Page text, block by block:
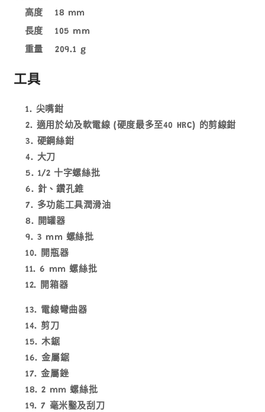
高度 18 mm
長度 105 mm
重量 209.1 g
工具
尖嘴鉗
適用於幼及軟電線 (硬度最多至40 HRC) 的剪線鉗
硬鋼絲鉗
大刀
1/2 十字螺絲批
針、鑽孔錐
多功能工具潤滑油
開罐器
3 mm 螺絲批
開瓶器
6 mm 螺絲批
開箱器
電線彎曲器
剪刀
木鋸
金屬鋸
金屬銼
2 mm 螺絲批
7 毫米鑿及刮刀